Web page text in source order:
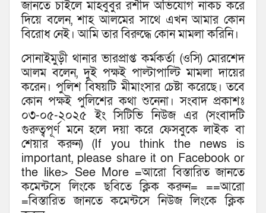
জানতে চাইলে মাহবুবুর রশীদ অভিযোগ নাকচ করে
দিয়ে বলেন, শাহ আলমের সাথে এখন আমার কোন
বিরোধ নেই। আমি তার বিরুদ্ধে কোন মামলা করিনি।
সোনাইমুড়ী থানার ভারপ্রাপ্ত কর্মকর্তা (ওসি) মোরশেদ
আলম বলেন, দুই পক্ষই পাল্টাপাল্টি মামলা দায়ের
করেন। পুলিশ বিষয়টি মীমাংসার চেষ্টা করেছে। তবে
কোন পক্ষই পুলিশের কথা শুনেনা। সংবাদ প্রকাশঃ
০৩-০৫-২০২৫ ইং সিটিভি নিউজ এর (সংবাদটি
গুরুত্বপূর্ণ মনে হলে দয়া করে ফেসবুকে লাইক বা
শেয়ার করুন) (If you think the news is
important, please share it on Facebook or
the like> See More =আরো বিস্তারিত জানতে
কমেন্টসে লিংকে ছবিতে ক্লিক করুন= ==আরো
=বিস্তারিত জানতে কমেন্টসে নিউজ লিংকে ক্লিক